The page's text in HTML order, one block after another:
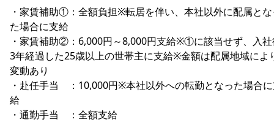
・家賃補助①：全額負担※転居を伴い、本社以外に配属と
た場合に支給
・家賃補助②：6,000円～8,000円支給※①に該当せず、入
3年経過した25歳以上の世帯主に支給※金額は配属地域によ
変動あり
・赴任手当 ：10,000円※本社以外への転勤となった場合
給
・通勤手当 ：全額支給